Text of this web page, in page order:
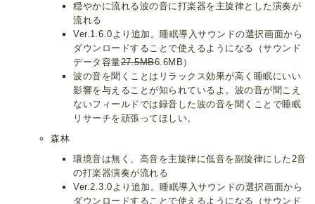
穏やかに流れる波の音に打楽器を主旋律とした演奏が
流れる
Ver.1.6.0より追加。睡眠導入サウンドの選択画面から
ダウンロードすることで使えるようになる（サウンド
データ容量27.5MB6.6MB）
波の音を聞くことはリラックス効果が高く睡眠にいい
影響を与えることが知られているよ。波の音が聞こえ
ないフィールドでは録音した波の音を聞くことで睡眠
リサーチを頑張ってほしい。
森林
環境音は無く、高音を主旋律に低音を副旋律にした2音
の打楽器演奏が流れる
Ver.2.3.0より追加。睡眠導入サウンドの選択画面から
ダウンロードすることで使えるようになる（サウンド